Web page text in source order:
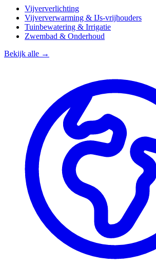
Vijververlichting
Vijververwarming & IJs-vrijhouders
Tuinbewatering & Irrigatie
Zwembad & Onderhoud
Bekijk alle →